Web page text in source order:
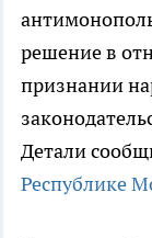
решение в
признании
Детали
Республике